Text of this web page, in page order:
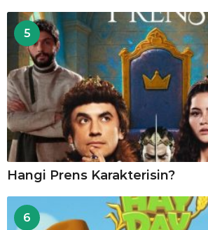
5
Hangi Prens Karakterisin?
6